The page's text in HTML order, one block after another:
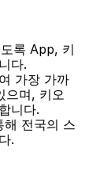
록 App, 키
다.
가장 가까
으며, 키오
니다.
전국의 스
.